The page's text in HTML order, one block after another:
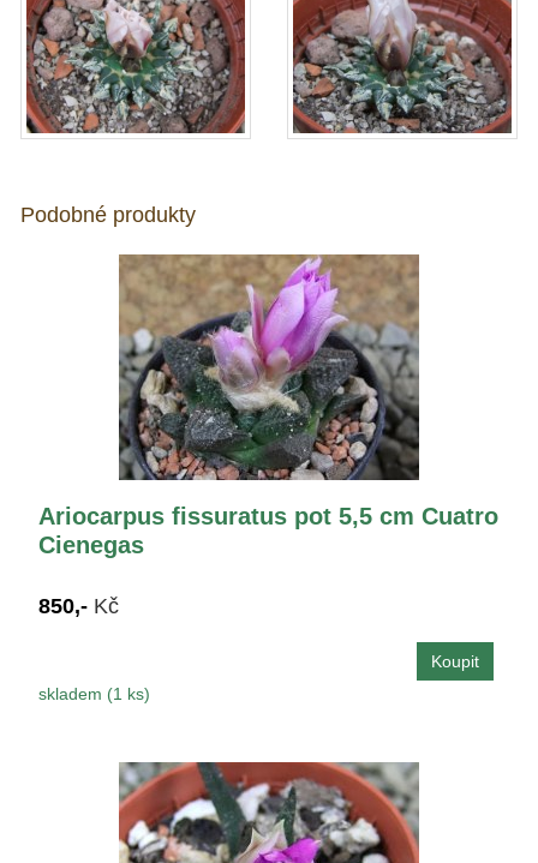
Podobné produkty
Ariocarpus fissuratus pot 5,5 cm Cuatro
Cienegas
850,- Kč
skladem (1 ks)